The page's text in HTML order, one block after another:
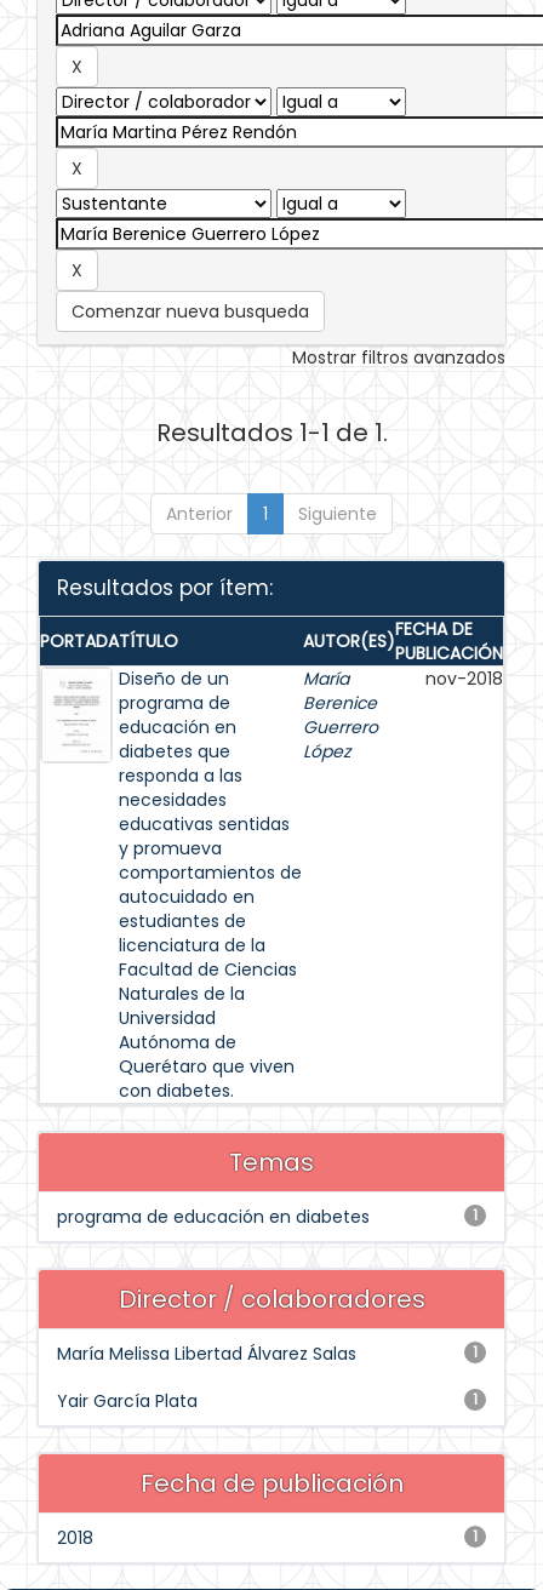
Comenzar nueva busqueda
Mostrar filtros avanzados
Resultados 1-1 de 1.
Anterior 1 Siguiente
Resultados por ítem:
PORTADATÍTULO AUTOR(ES)FECHA DE
PUBLICACIÓN
Diseño de un
programa de
educación en
diabetes que
responda a las
necesidades
educativas sentidas
y promueva
comportamientos de
autocuidado en
estudiantes de
licenciatura de la
Facultad de Ciencias
Naturales de la
Universidad
Autónoma de
Querétaro que viven
con diabetes.
María
Berenice
Guerrero
López
nov-2018
Temas
1
programa de educación en diabetes
Director / colaboradores
1
María Melissa Libertad Álvarez Salas
1
Yair García Plata
Fecha de publicación
1
2018